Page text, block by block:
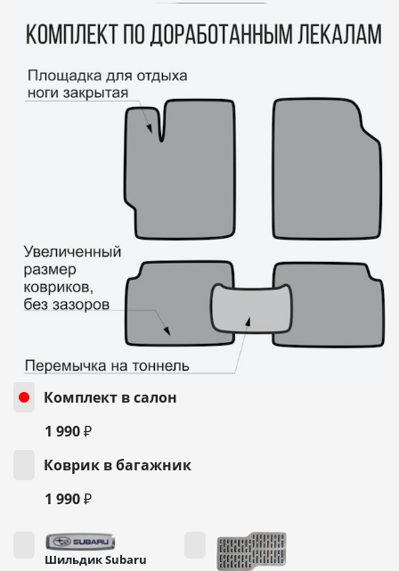
Комплект в салон
1 990 ₽
Коврик в багажник
1 990 ₽
Шильдик Subaru